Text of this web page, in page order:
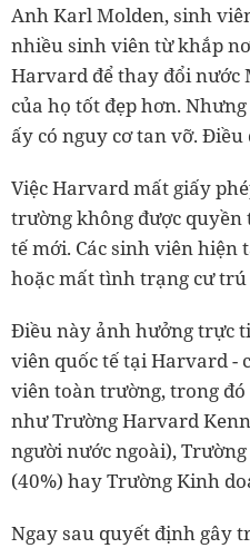
Anh Karl Molden, sinh
nhiều sinh viên từ khắp
Harvard để thay đổi nước
của họ tốt đẹp hơn.
ấy có nguy cơ tan vỡ.
Việc Harvard mất giấy
trường không được
tế mới. Các sinh viên
hoặc mất tình trạng cư trú
Điều này ảnh hưởng trực
viên quốc tế tại Harvard -
viên toàn trường, trong
như Trường Harvard
người nước ngoài), Trường
(40%) hay Trường Kinh
Ngay sau quyết định gây